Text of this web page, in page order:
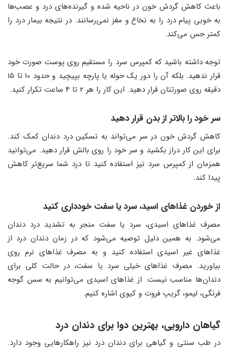
باعث کاهش گردش خون در ناحیه شده و گیرنده‌های درد و عصب‌ها
به خوبی پیام درد را به نخاع و مغز نمی‌رسانند. در نتیجه بیمار درد را
کمتر حس می‌کند.
توجه داشته باشید که کمپرس سرد را مستقیم روی پوست صورت خود
قرار ندهید. بلکه آن را دور یک حوله یا پارچه بپیچید و حدود 10 تا 15
دقیقه روی صورتتان قرار دهید. این کار را هر 2 تا 4 ساعت تکرار کنید.
سر خود را بالاتر از بدن قرار دهید
کاهش گردش خون در سر می‌تواند به تسکین درد دندان کمک کند.
برای این کار دراز بکشید و سر خود را روی بالش قرار دهید. می‌توانید
همزمان از کمپرس سرد نیز استفاده کنید تا درد شما سریع‌تر کاهش
پیدا کند.
از خوردن غذاهای اسید، سرد یا سفت خودداری کنید
مصرف غذاهای اسیدی، سرد یا سفت منجر به تشدید درد دندان
می‌شود. به همین دلیل توصیه می‌شود که در زمان دندان درد از
غذاهای غیر اسیدی استفاده کنید و به مصرف غذاهای نرم روی
بیاورید. مصرف غذاهای خیلی سرد یا سفت، در حالت کلی برای
دندان‌ها مناسب نیست. از غذاهای اسیدی می‌توانیم به سس گوجه
فرنگی، لیمو، گریپ فروت و کیوی اشاره کنیم.
گیاهان دارویی، بهترین دوا برای دندان درد
در طب سنتی و گیاهی برای دندان درد نیز راهکارهایی وجود دارد.